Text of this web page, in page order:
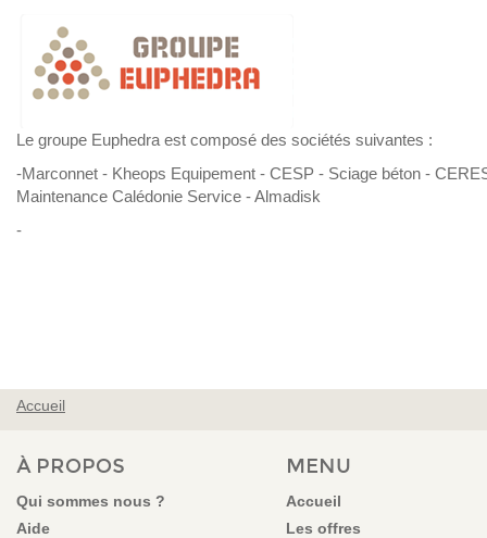
Le groupe Euphedra est composé des sociétés suivantes :
-Marconnet - Kheops Equipement - CESP - Sciage béton -
Maintenance Calédonie Service - Almadisk
-
VOUS ÊTES ICI
Accueil
À PROPOS
Qui sommes nous ?
Aide
MENU
Accueil
Les offres